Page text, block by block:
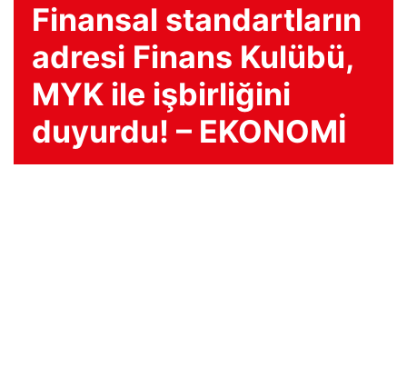
Finansal standartların
adresi Finans Kulübü,
MYK ile işbirliğini
duyurdu! – EKONOMİ